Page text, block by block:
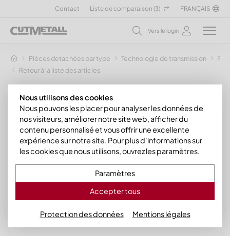
Contact Liste de comparaison (3) FRANÇAIS
Vers le login
Pièces detachées par type Technologie de transmission
Retour à la liste des articles
Nous utilisons des cookies
Nous pouvons les placer pour analyser les données de
nos visiteurs, améliorer notre site web, afficher du
contenu personnalisé et vous offrir une excellente
expérience sur notre site. Pour plus d'informations sur
les cookies que nous utilisons, ouvrez les paramètres.
Paramètres
Accepter tous
Protection des données Mentions légales